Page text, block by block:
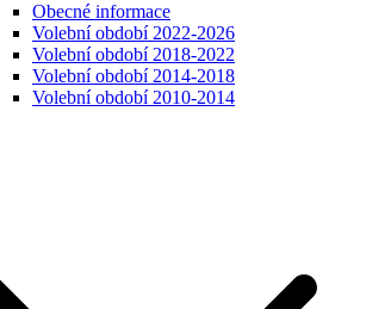
Obecné informace
Volební období 2022-2026
Volební období 2018-2022
Volební období 2014-2018
Volební období 2010-2014